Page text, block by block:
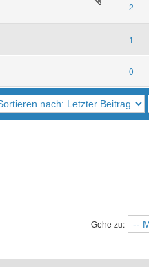
2
1
0
Gehe zu: